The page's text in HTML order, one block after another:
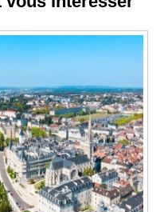
vous intéresser